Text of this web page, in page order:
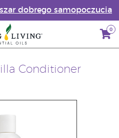
dobrego samopoczucia
0
Conditioner